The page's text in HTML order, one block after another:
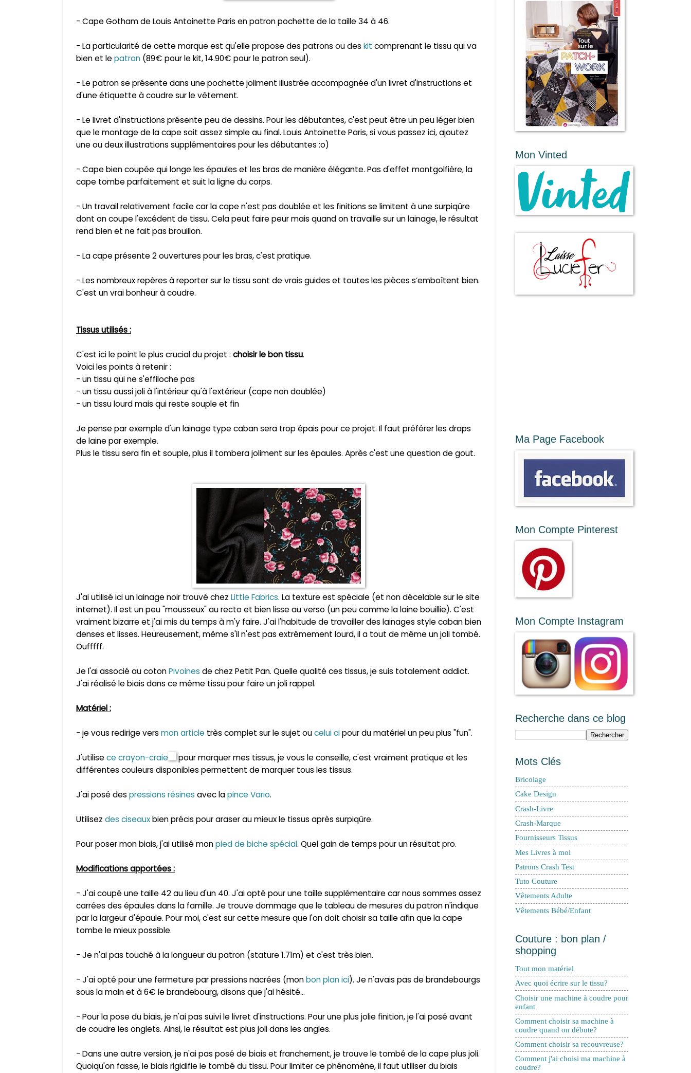
- Cape Gotham de Louis Antoinette Paris en patron pochette de la taille 34 à 46.
- La particularité de cette marque est qu'elle propose des patrons ou des kit comprenant le tissu qui va
bien et lepatron (89€ pour le kit, 14.90€ pour le patron seul).
- Le patron se présente dans une pochette joliment illustrée accompagnée d'un livret d'instructions et
d'une étiquette à coudre sur le vêtement.
- Le livret d'instructions présente peu de dessins. Pour les débutantes, c'est peut être un peu léger bien
que le montage de la cape soit assez simple au final. Louis Antoinette Paris, si vous passez ici, ajoutez
une ou deux illustrations supplémentaires pour les débutantes :o)
- Cape bien coupée qui longe les épaules et les bras de manière élégante. Pas d'effet montgolfière, la
cape tombe parfaitement et suit la ligne du corps.
- Un travail relativement facile car la cape n'est pas doublée et les finitions se limitent à une surpiqûre
dont on coupe l'excédent de tissu. Cela peut faire peur mais quand on travaille sur un lainage, le résultat
rend bien et ne fait pas brouillon.
- La cape présente 2 ouvertures pour les bras, c'est pratique.
- Les nombreux repères à reporter sur le tissu sont de vrais guides et toutes les pièces s’emboîtent bien.
C'est un vrai bonheur à coudre.
Tissus utilisés :
C'est ici le point le plus crucial du projet : choisir le bon tissu.
Voici les points à retenir :
- un tissu qui ne s'effiloche pas
- un tissu aussi joli à l'intérieur qu'à l'extérieur (cape non doublée)
- un tissu lourd mais qui reste souple et fin
Je pense par exemple d'un lainage type caban sera trop épais pour ce projet. Il faut préférer les draps
de laine par exemple.
Plus le tissu sera fin et souple, plus il tombera joliment sur les épaules. Après c'est une question de gout.
J'ai utilisé ici un lainage noir trouvé chez Little Fabrics. La texture est spéciale (et non décelable sur le site
internet). Il est un peu "mousseux" au recto et bien lisse au verso (un peu comme la laine bouillie). C'est
vraiment bizarre et j'ai mis du temps à m'y faire. J'ai l'habitude de travailler des lainages style caban bien
denses et lisses. Heureusement, même s'il n'est pas extrêmement lourd, il a tout de même un joli tombé.
Oufffff.
Je l'ai associé au cotonPivoines de chez Petit Pan. Quelle qualité ces tissus, je suis totalement addict.
J'ai réalisé le biais dans ce même tissu pour faire un joli rappel.
Matériel:
- je vous redirige vers mon article très complet sur lesujet oucelui cipour du matériel un peu plus "fun".
J'utilisece crayon-craie pour marquer mes tissus, je vous le conseille, c'est vraiment pratique et les
différentes couleurs disponibles permettent de marquer tous les tissus.
J'ai posé des pressions résines avec lapince Vario.
Utilisez des ciseauxbien précis pour araser au mieux le tissus après surpiqûre.
Pour poser mon biais, j'ai utilisé monpied de biche spécial. Quel gain de temps pour un résultat pro.
Modifications apportées :
- J'ai coupé une taille 42 aulieu d'un 40. J'ai opté pour une taille supplémentaire car nous sommes assez
carrées des épaules dans la famille. Je trouve dommage que le tableau de mesures du patron n'indique
par la largeur d'épaule. Pour moi, c'est sur cette mesure que l'on doit choisir sa taille afin que la cape
tombe le mieux possible.
- Je n'ai pas touché à la longueur du patron (stature 1.71m) et c'est très bien.
- J'ai opté pour une fermeture par pressions nacrées (monbon plan ici). Je n'avais pas de brandebourgs
sous la main et à 6€ le brandebourg, disons que j'ai hésité...
- Pour la pose dubiais, je n'ai pas suivi le livret d'instructions. Pour une plus jolie finition, je l'ai posé avant
de coudre les onglets. Ainsi, le résultat est plus joli dans les angles.
- Dans une autre version, je n'ai pas posé de biais et franchement, je trouve le tombé de la cape plus joli.
Quoiqu'on fasse, le biais rigidifie le tombé du tissu. Pour limiter ce phénomène, il faut utiliser du biais
Mon Vinted
Ma Page Facebook
Mon Compte Pinterest
Mon Compte Instagram
Recherche dans ce blog
Mots Clés
Bricolage
Cake Design
Crash-Livre
Crash-Marque
Fournisseurs Tissus
Mes Livres à moi
Patrons Crash Test
Tuto Couture
Vêtements Adulte
Vêtements Bébé/Enfant
Couture : bon plan /
shopping
Tout mon matériel
Avec quoi écrire sur le tissu?
Choisir une machine à coudre pour
enfant
Comment choisir sa machine à
coudre quand on débute?
Comment choisir sa recouvreuse?
Comment j'ai choisi ma machine à
coudre?